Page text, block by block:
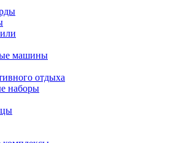
машины
отдыха
наборы